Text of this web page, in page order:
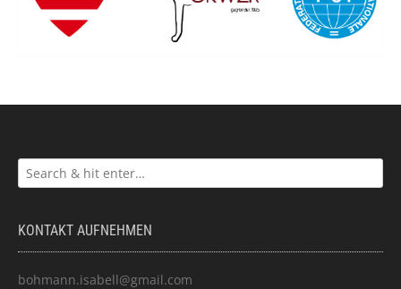
KONTAKT AUFNEHMEN
bohmann.isabell@gmail.com